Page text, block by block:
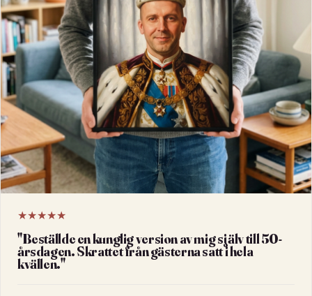
★★★★★
"Beställde en kunglig version av mig själv till 50-
årsdagen. Skrattet från gästerna satt i hela
kvällen."